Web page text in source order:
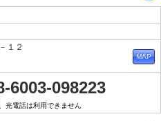
１２
6003-098223
光電話は利用できません